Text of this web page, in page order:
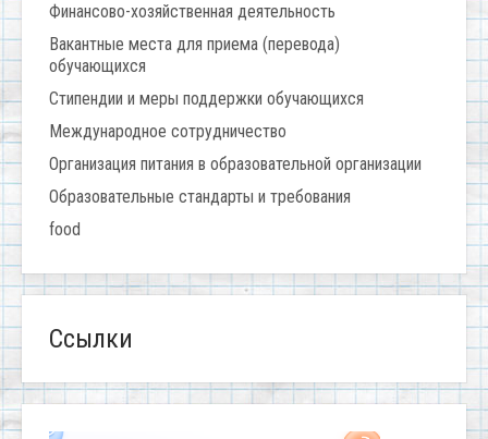
Финансово-хозяйственная деятельность
Вакантные места для приема (перевода)
обучающихся
Стипендии и меры поддержки обучающихся
Международное сотрудничество
Организация питания в образовательной организации
Образовательные стандарты и требования
food
Ссылки